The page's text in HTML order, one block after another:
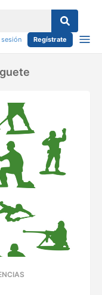
sesión Regístrate